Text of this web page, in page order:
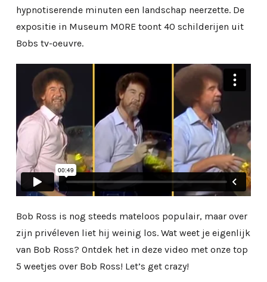
hypnotiserende minuten een landschap neerzette. De
expositie in Museum MORE toont 40 schilderijen uit
Bobs tv-oeuvre.
Bob Ross is nog steeds mateloos populair, maar over
zijn privéleven liet hij weinig los. Wat weet je eigenlijk
van Bob Ross? Ontdek het in deze video met onze top
5 weetjes over Bob Ross! Let’s get crazy!